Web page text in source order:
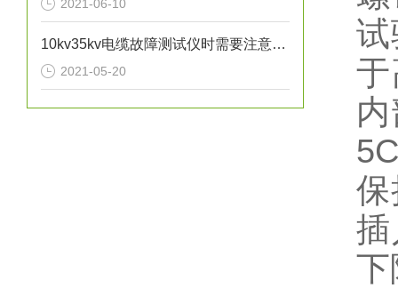
2021-06-10
10kv35kv电缆故障测试仪时需要注意的问题
2021-05-20
下